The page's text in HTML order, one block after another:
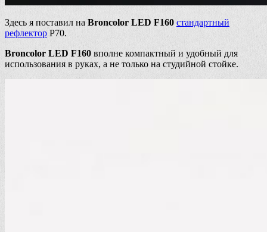
Здесь я поставил на Broncolor LED F160 стандартный
рефлектор P70.
Broncolor LED F160 вполне компактный и удобный для
использования в руках, а не только на студийной стойке.